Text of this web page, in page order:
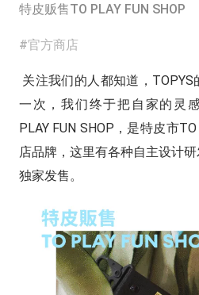
特皮贩售TO PLAY FUN SHOP
#官方商店
关注我们的人都知道，
一次，我们终于把自家的灵
PLAY FUN SHOP，是特皮市
店品牌，这里有各种自主设计
独家发售。